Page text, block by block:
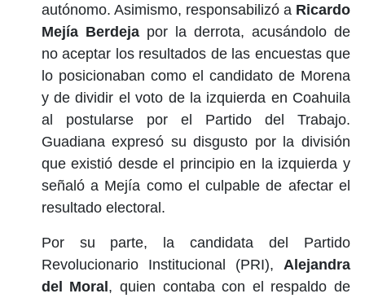
autónomo. Asimismo, responsabilizó a Ricardo
Mejía Berdeja por la derrota, acusándolo de
no aceptar los resultados de las encuestas que
lo posicionaban como el candidato de Morena
y de dividir el voto de la izquierda en Coahuila
al postularse por el Partido del Trabajo.
Guadiana expresó su disgusto por la división
que existió desde el principio en la izquierda y
señaló a Mejía como el culpable de afectar el
resultado electoral.
Por su parte, la candidata del Partido
Revolucionario Institucional (PRI), Alejandra
del Moral, quien contaba con el respaldo de